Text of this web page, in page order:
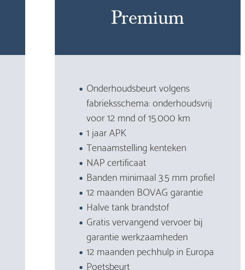
Premium
Onderhoudsbeurt volgens
fabrieksschema: onderhoudsvrij
voor 12 mnd of 15.000 km
1 jaar APK
Tenaamstelling kenteken
NAP certificaat
Banden minimaal 3.5 mm profiel
12 maanden BOVAG garantie
Halve tank brandstof
Gratis vervangend vervoer bij
garantie werkzaamheden
12 maanden pechhulp in Europa
Poetsbeurt